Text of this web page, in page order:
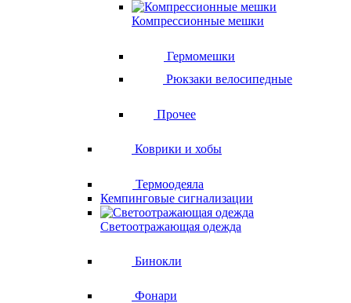
Компрессионные мешки
Гермомешки
Рюкзаки велосипедные
Прочее
Коврики и хобы
Термоодеяла
Кемпинговые сигнализации
Светоотражающая одежда
Бинокли
Фонари